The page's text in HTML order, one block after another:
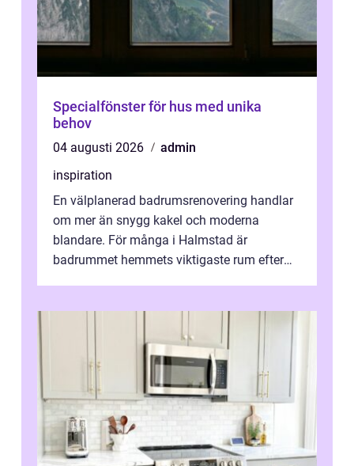
Specialfönster för hus med unika
behov
04 augusti 2026
admin
inspiration
En välplanerad badrumsrenovering handlar
om mer än snygg kakel och moderna
blandare. För många i Halmstad är
badrummet hemmets viktigaste rum efter